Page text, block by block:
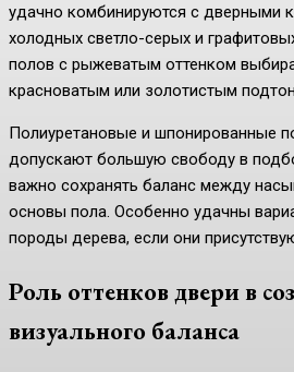
удачно комбинируются с дверными
холодных светло-серых и
полов с рыжеватым оттенком
красноватым или золотистым
Полиуретановые и шпонированные
допускают большую свободу в
важно сохранять баланс между
основы пола. Особенно удачны
породы дерева, если они
Роль оттенков двери в
визуального баланса